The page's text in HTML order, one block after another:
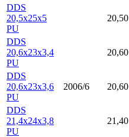
DDS
20,5x25x5
PU
20,50
DDS
20,6x23x3,4
PU
20,60
DDS
20,6x23x3,6
PU
2006/6 20,60
DDS
21,4x24x3,8
PU
21,40